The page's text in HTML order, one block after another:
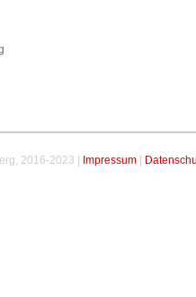
2016-2023 | Impressum